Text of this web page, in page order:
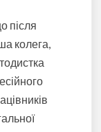
після
колега,